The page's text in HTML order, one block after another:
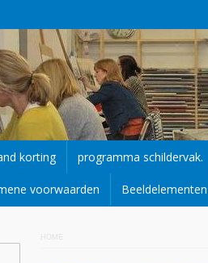
korting programma schildervak.
voorwaarden Beeldelementen